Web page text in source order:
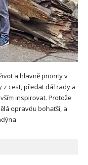
a hlavně priority v
z cest, předat dál rady a
inspirovat. Protože
opravdu bohatší, a